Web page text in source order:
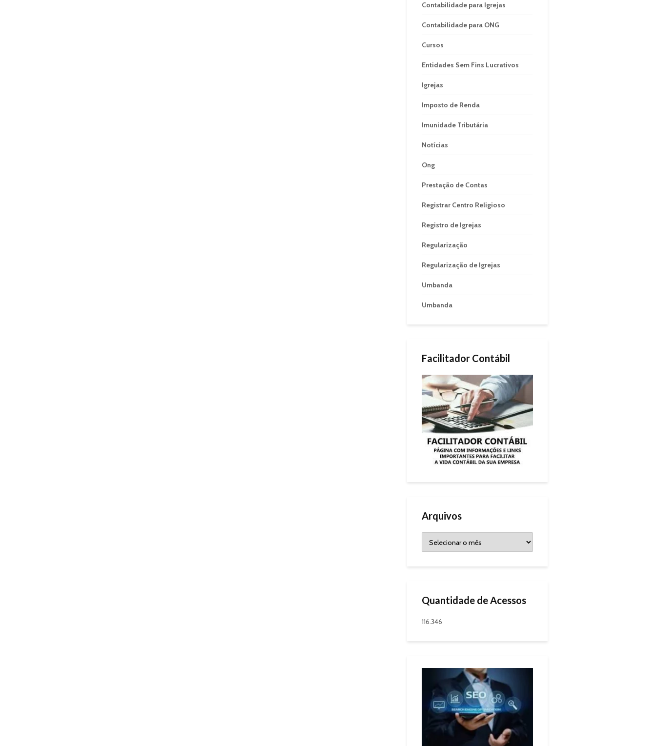
Contabilidade para Igrejas
Contabilidade para ONG
Cursos
Entidades Sem Fins Lucrativos
Igrejas
Imposto de Renda
Imunidade Tributária
Notícias
Ong
Prestação de Contas
Registrar Centro Religioso
Registro de Igrejas
Regularização
Regularização de Igrejas
Umbanda
Umbanda
Facilitador Contábil
Arquivos
Quantidade de Acessos
116.346